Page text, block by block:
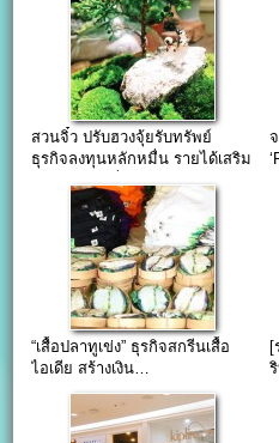
สวนจิ๋ว ปรับฮวงจุ้ยรับทรัพย์
ธุรกิจลงทุนหลักหมื่น รายได้เสริม
“เสื้อปลาทูเข่ง” ธุรกิจสกรีนเสื้อ
ไอเดีย สร้างเงิน…
[